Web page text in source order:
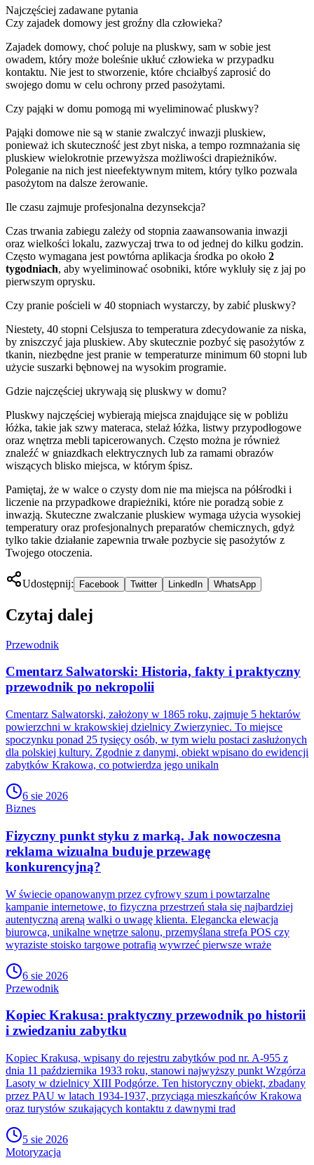
Najczęściej zadawane pytania
Czy zajadek domowy jest groźny dla człowieka?
Zajadek domowy, choć poluje na pluskwy, sam w sobie jest
owadem, który może boleśnie ukłuć człowieka w przypadku
kontaktu. Nie jest to stworzenie, które chciałbyś zaprosić do
swojego domu w celu ochrony przed pasożytami.
Czy pająki w domu pomogą mi wyeliminować pluskwy?
Pająki domowe nie są w stanie zwalczyć inwazji pluskiew,
ponieważ ich skuteczność jest zbyt niska, a tempo rozmnażania się
pluskiew wielokrotnie przewyższa możliwości drapieżników.
Poleganie na nich jest nieefektywnym mitem, który tylko pozwala
pasożytom na dalsze żerowanie.
Ile czasu zajmuje profesjonalna dezynsekcja?
Czas trwania zabiegu zależy od stopnia zaawansowania inwazji
oraz wielkości lokalu, zazwyczaj trwa to od jednej do kilku godzin.
Często wymagana jest powtórna aplikacja środka po około 2
tygodniach, aby wyeliminować osobniki, które wykluły się z jaj po
pierwszym oprysku.
Czy pranie pościeli w 40 stopniach wystarczy, by zabić pluskwy?
Niestety, 40 stopni Celsjusza to temperatura zdecydowanie za niska,
by zniszczyć jaja pluskiew. Aby skutecznie pozbyć się pasożytów z
tkanin, niezbędne jest pranie w temperaturze minimum 60 stopni lub
użycie suszarki bębnowej na wysokim programie.
Gdzie najczęściej ukrywają się pluskwy w domu?
Pluskwy najczęściej wybierają miejsca znajdujące się w pobliżu
łóżka, takie jak szwy materaca, stelaż łóżka, listwy przypodłogowe
oraz wnętrza mebli tapicerowanych. Często można je również
znaleźć w gniazdkach elektrycznych lub za ramami obrazów
wiszących blisko miejsca, w którym śpisz.
Pamiętaj, że w walce o czysty dom nie ma miejsca na półśrodki i
liczenie na przypadkowe drapieżniki, które nie poradzą sobie z
inwazją. Skuteczne zwalczanie pluskiew wymaga użycia wysokiej
temperatury oraz profesjonalnych preparatów chemicznych, gdyż
tylko takie działanie zapewnia trwałe pozbycie się pasożytów z
Twojego otoczenia.
Udostępnij: Facebook Twitter LinkedIn WhatsApp
Czytaj dalej
Przewodnik
Cmentarz Salwatorski: Historia, fakty i praktyczny
przewodnik po nekropolii
Cmentarz Salwatorski, założony w 1865 roku, zajmuje 5 hektarów
powierzchni w krakowskiej dzielnicy Zwierzyniec. To miejsce
spoczynku ponad 25 tysięcy osób, w tym wielu postaci zasłużonych
dla polskiej kultury. Zgodnie z danymi, obiekt wpisano do ewidencji
zabytków Krakowa, co potwierdza jego unikaln
6 sie 2026
Biznes
Fizyczny punkt styku z marką. Jak nowoczesna
reklama wizualna buduje przewagę
konkurencyjną?
W świecie opanowanym przez cyfrowy szum i powtarzalne
kampanie internetowe, to fizyczna przestrzeń stała się najbardziej
autentyczną areną walki o uwagę klienta. Elegancka elewacja
biurowca, unikalne wnętrze salonu, przemyślana strefa POS czy
wyraziste stoisko targowe potrafią wywrzeć pierwsze wraże
6 sie 2026
Przewodnik
Kopiec Krakusa: praktyczny przewodnik po historii
i zwiedzaniu zabytku
Kopiec Krakusa, wpisany do rejestru zabytków pod nr. A-955 z
dnia 11 października 1933 roku, stanowi najwyższy punkt Wzgórza
Lasoty w dzielnicy XIII Podgórze. Ten historyczny obiekt, zbadany
przez PAU w latach 1934-1937, przyciąga mieszkańców Krakowa
oraz turystów szukających kontaktu z dawnymi trad
5 sie 2026
Motoryzacja